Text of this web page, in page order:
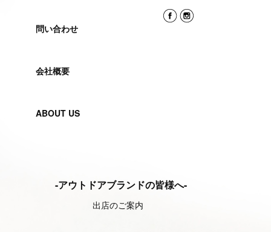
問い合わせ
会社概要
ABOUT US
-アウトドアブランドの皆様へ-
出店のご案内